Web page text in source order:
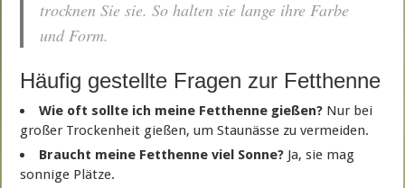
trocknen Sie sie. So halten sie lange ihre Farbe
und Form.
Häufig gestellte Fragen zur Fetthenne
Wie oft sollte ich meine Fetthenne gießen? Nur bei
großer Trockenheit gießen, um Staunässe zu vermeiden.
Braucht meine Fetthenne viel Sonne? Ja, sie mag
sonnige Plätze.